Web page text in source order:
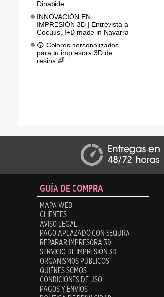
Dinabide
INNOVACIÓN EN
IMPRESIÓN 3D | Entrevista a
Cocuus, I+D made in Navarra
😲 Colores personalizados
para tu impresora 3D de
resina 🌈
GUÍA DE COMPRA
MAPA WEB
CLIENTES
AVISO LEGAL
PAGO APLAZADO CON SEQURA
REPARAR IMPRESORA 3D
SERVICIO DE IMPRESIÓN 3D
ORGANISMOS PÚBLICOS
QUIÉNES SOMOS
CONDICIONES DE USO
PAGOS Y ENVÍOS